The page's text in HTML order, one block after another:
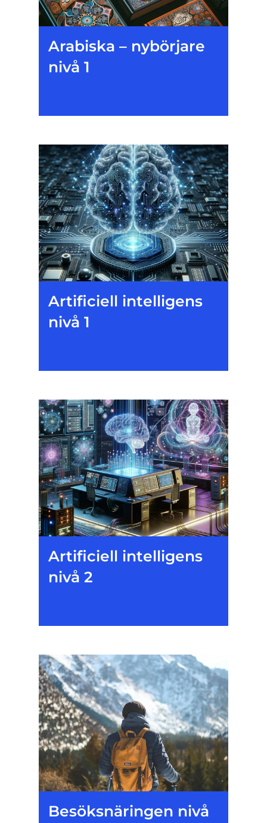
Arabiska – nybörjare
nivå 1
Artificiell intelligens
nivå 1
Artificiell intelligens
nivå 2
Besöksnäringen nivå